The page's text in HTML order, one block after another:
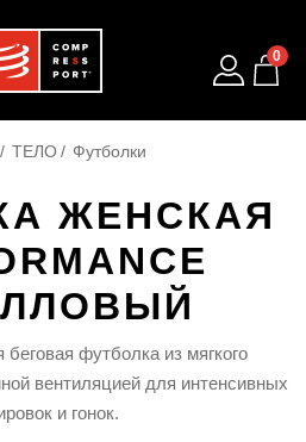
0
ТЕЛО Футболки
ЖЕНСКАЯ
футболка из мягкого
вентиляцией для интенсивных
и гонок.